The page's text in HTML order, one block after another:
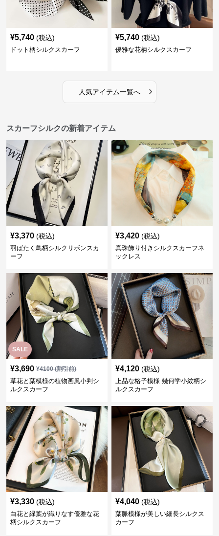
¥5,740 (税込)
ドット柄シルクスカーフ
¥5,740 (税込)
優雅な花柄シルクスカーフ
人気アイテム一覧へ ›
スカーフシルクの新着アイテム
¥3,370 (税込)
羽ばたく鳥柄シルクリボンスカ
ーフ
¥3,420 (税込)
真珠飾り付きシルクスカーフネ
ックレス
SALE
¥3,690 ¥4100(割引前)
草花と葉模様の植物画風小判シ
ルクスカーフ
¥4,120 (税込)
上品な格子模様 幾何学小紋柄シ
ルクスカーフ
¥3,330 (税込)
白花と緑葉が織りなす優雅な花
柄シルクスカーフ
¥4,040 (税込)
葉脈模様が美しい細長シルクス
カーフ